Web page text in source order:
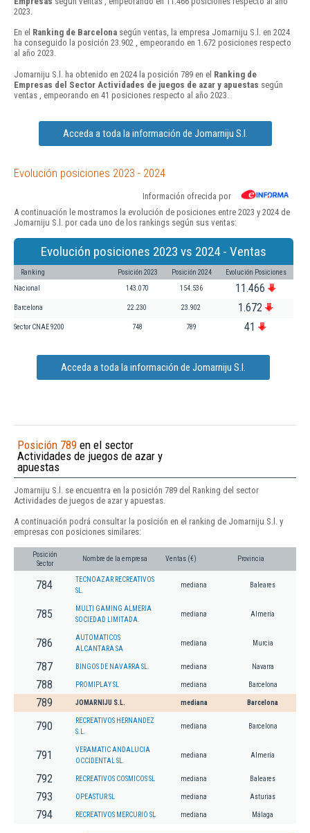
2023.
En el Ranking de Barcelona según ventas, la empresa Jomarniju S.l. en 2024
ha conseguido la posición 23.902 , empeorando en 1.672 posiciones respecto
al año 2023.
Jomarniju S.l. ha obtenido en 2024 la posición 789 en el Ranking de
Empresas del Sector Actividades de juegos de azar y apuestas según
ventas , empeorando en 41 posiciones respecto al año 2023.
Acceda a toda la información de Jomarniju S.l.
Evolución posiciones 2023 - 2024
Información ofrecida por
A continuación le mostramos la evolución de posiciones entre 2023 y 2024 de
Jomarniju S.l. por cada uno de los rankings según sus ventas:
Evolución posiciones 2023 vs 2024 - Ventas
Ranking Posición 2023 Posición 2024 Evolución Posiciones
Nacional 143.070 154.536 11.466
Barcelona 22.230 23.902 1.672
Sector CNAE 9200 748 789 41
Acceda a toda la información de Jomarniju S.l.
Posición 789 en el sector
Actividades de juegos de azar y
apuestas
Jomarniju S.l. se encuentra en la posición 789 del Ranking del sector
Actividades de juegos de azar y apuestas.
A continuación podrá consultar la posición en el ranking de Jomarniju S.l. y
empresas con posiciones similares:
Posición
Sector
Nombre de la empresa Ventas (€) Provincia
784
TECNOAZAR RECREATIVOS
SL.
mediana Baleares
785
MULTI GAMING ALMERIA
SOCIEDAD LIMITADA.
mediana Almería
786
AUTOMATICOS
ALCANTARA SA
mediana Murcia
787 BINGOS DE NAVARRA SL. mediana Navarra
788 PROMIPLAY SL mediana Barcelona
789 JOMARNIJU S.L. mediana Barcelona
790
RECREATIVOS HERNANDEZ
S.L.
mediana Barcelona
791
VERAMATIC ANDALUCIA
OCCIDENTAL SL.
mediana Almería
792 RECREATIVOS COSMICOS SL mediana Baleares
793 OPEASTUR SL mediana Asturias
794 RECREATIVOS MERCURIO SL mediana Málaga